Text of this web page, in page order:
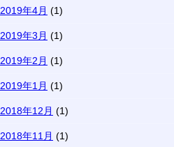
2019年4月 (1)
2019年3月 (1)
2019年2月 (1)
2019年1月 (1)
2018年12月 (1)
2018年11月 (1)